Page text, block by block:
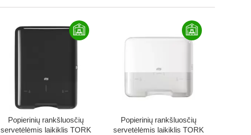
Popierinių rankšluosčių
servetėlėmis laikiklis TORK
Popierinių rankšluosčių
servetėlėmis laikiklis TORK